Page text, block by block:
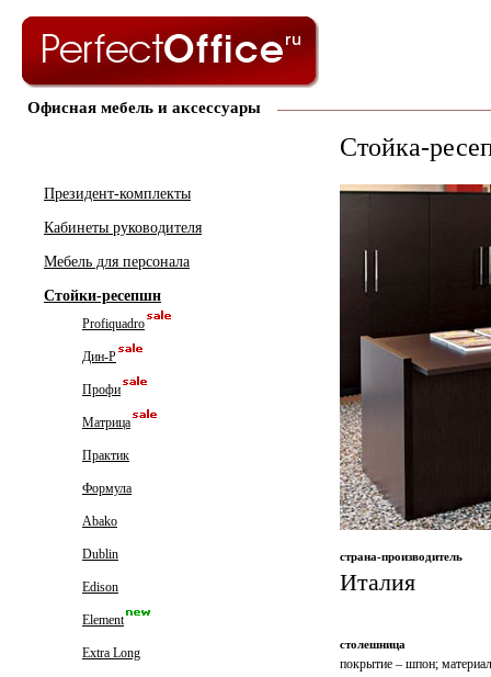
Офисная мебель и аксессуары
Президент-комплекты
Кабинеты руководителя
Мебель для персонала
Стойки-ресепшн
Profiquadro
Дин-Р
Профи
Матрица
Практик
Формула
Abako
Dublin
Edison
Element
Extra Long
Стойка-
страна-производитель
Италия
столешница
покрытие – шпон;